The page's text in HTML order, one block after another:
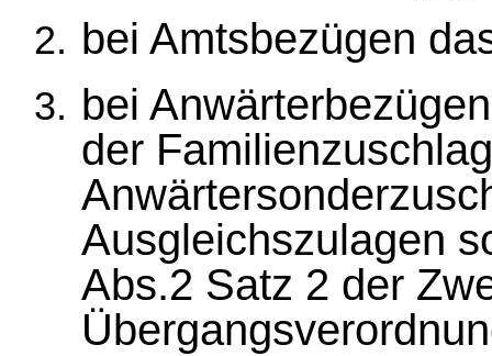
bei Amtsbezügen
bei
der
Ausgleichszulagen
Abs.2 Satz 2 der